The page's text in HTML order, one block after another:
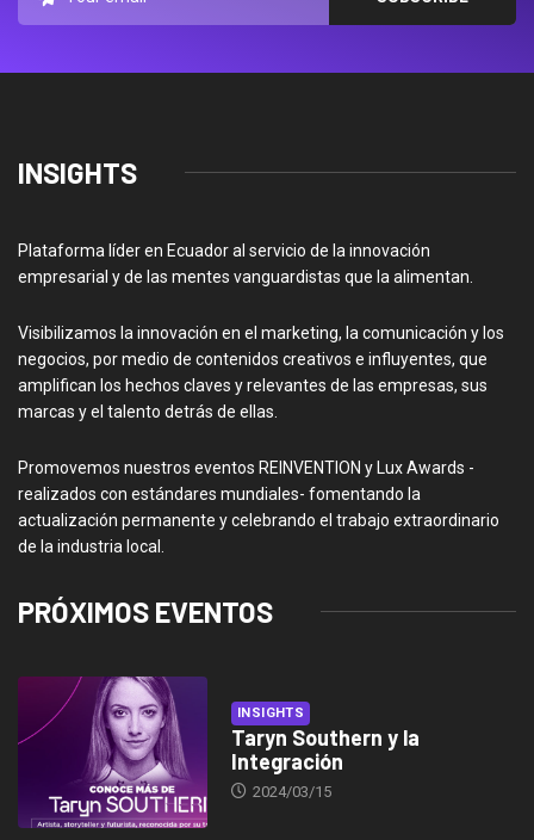
INSIGHTS
Plataforma líder en Ecuador al servicio de la innovación
empresarial y de las mentes vanguardistas que la alimentan.
Visibilizamos la innovación en el marketing, la comunicación y los
negocios, por medio de contenidos creativos e influyentes, que
amplifican los hechos claves y relevantes de las empresas, sus
marcas y el talento detrás de ellas.
Promovemos nuestros eventos REINVENTION y Lux Awards -
realizados con estándares mundiales- fomentando la
actualización permanente y celebrando el trabajo extraordinario
de la industria local.
PRÓXIMOS EVENTOS
INSIGHTS
Taryn Southern y la
Integración
2024/03/15